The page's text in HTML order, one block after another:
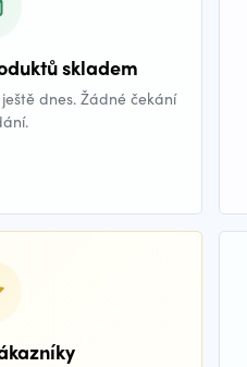
skladem
dnes. Žádné čekání